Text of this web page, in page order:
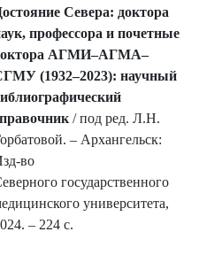
Севера: доктора
профессора и почетные
АГМИ–АГМА–
(1932–2023): научный
/ под ред. Л.Н.
– Архангельск:
во
государственного
университета,
– 224 с.